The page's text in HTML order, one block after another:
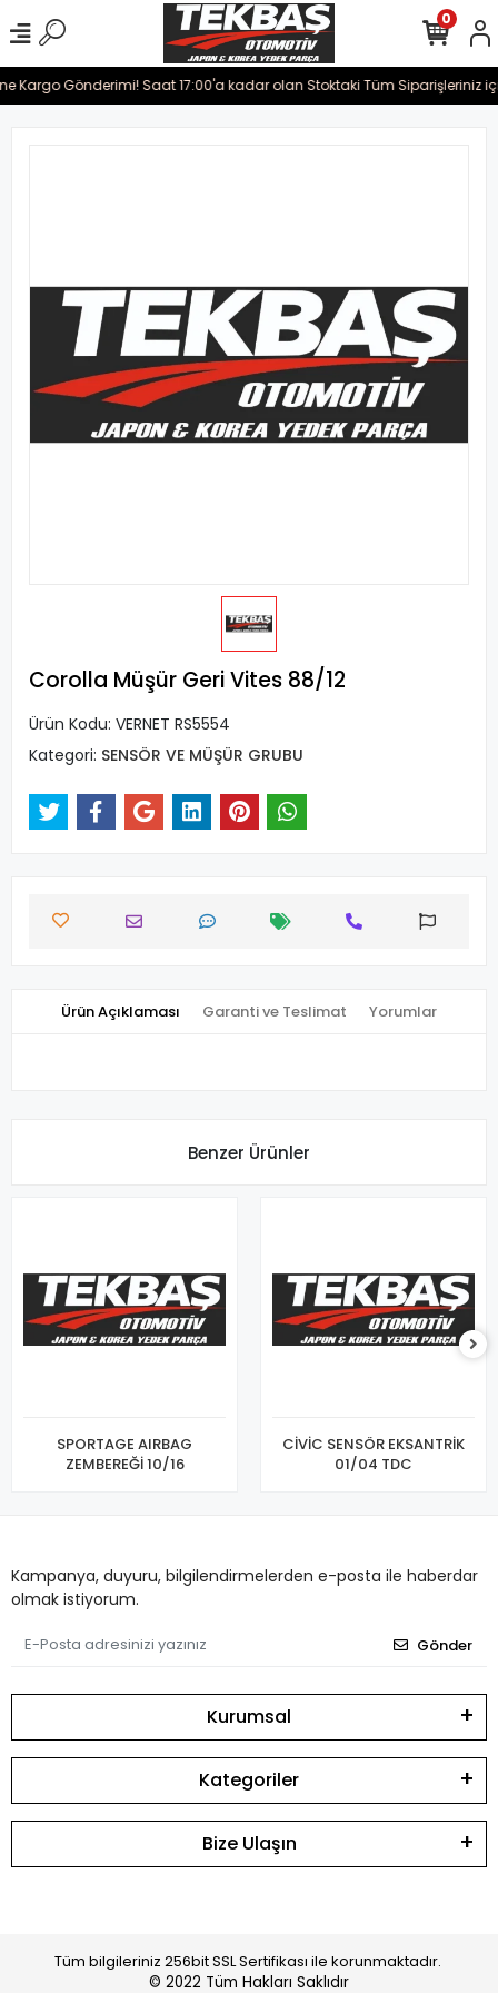
Kargo Gönderimi! Saat 17:00'a kadar olan Stoktaki Tüm Siparişleriniz
0
Corolla Müşür Geri Vites 88/12
Ürün Kodu: VERNET RS5554
Kategori: SENSÖR VE MÜŞÜR GRUBU
Ürün Açıklaması Garanti ve Teslimat Yorumlar
Benzer Ürünler
SPORTAGE AIRBAG
ZEMBEREĞİ 10/16
CİVİC SENSÖR EKSANTRİK
01/04 TDC
Kampanya, duyuru, bilgilendirmelerden e-posta ile haberdar
olmak istiyorum.
Gönder
Kurumsal
Kategoriler
Bize Ulaşın
Tüm bilgileriniz 256bit SSL Sertifikası ile korunmaktadır.
© 2022 Tüm Hakları Saklıdır